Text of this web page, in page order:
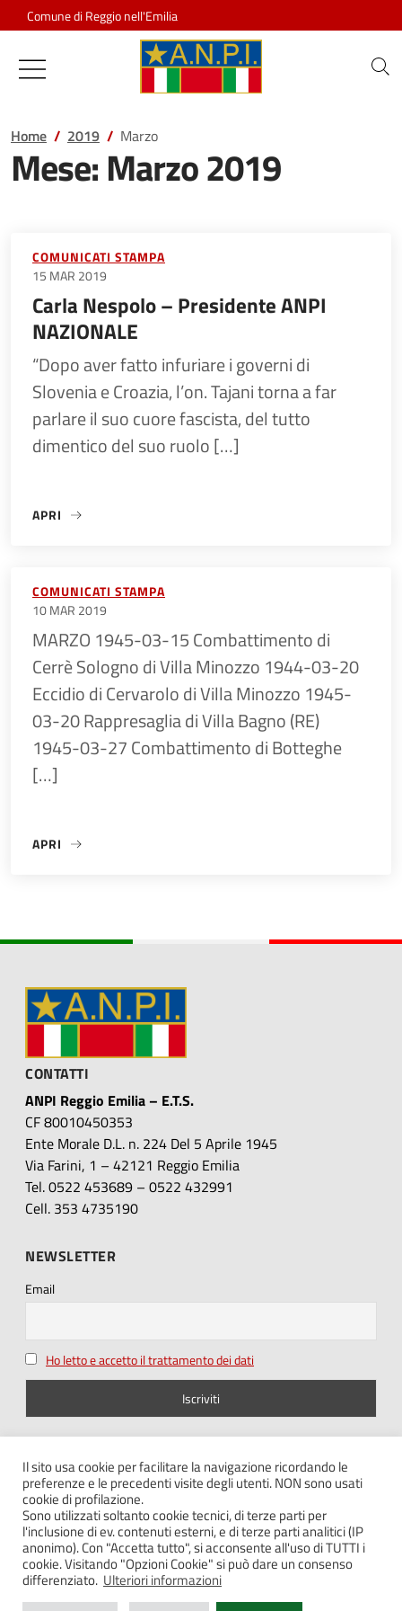
Salta al contenuto
Comune di Reggio nell'Emilia
Associazione Nazionale
Home 2019 Marzo
Mese:Marzo 2019
COMUNICATI STAMPA
15 MAR 2019
Carla Nespolo – Presidente ANPI
NAZIONALE
“Dopo aver fatto infuriare i governi di
Slovenia e Croazia, l’on. Tajani torna a far
parlare il suo cuore fascista, del tutto
dimentico del suo ruolo […]
APRI
«CARLA NESPOLO – PRESIDENTE ANPI NAZIONALE»
COMUNICATI STAMPA
10 MAR 2019
MARZO 1945-03-15 Combattimento di
Cerrè Sologno di Villa Minozzo 1944-03-20
Eccidio di Cervarolo di Villa Minozzo 1945-
03-20 Rappresaglia di Villa Bagno (RE)
1945-03-27 Combattimento di Botteghe
[…]
APRI
«»
CONTATTI
ANPI Reggio Emilia – E.T.S.
CF 80010450353
Ente Morale D.L. n. 224 Del 5 Aprile 1945
Via Farini, 1 – 42121 Reggio Emilia
Tel. 0522 453689 – 0522 432991
Cell. 353 4735190
NEWSLETTER
Email
Ho letto e accetto il trattamento dei dati
SEGUICI SU
Note legali – Privacy
Il sito usa cookie per facilitare la navigazione ricordando le
preferenze e le precedenti visite degli utenti. NON sono usati
cookie di profilazione.
Sono utilizzati soltanto cookie tecnici, di terze parti per
l'inclusione di ev. contenuti esterni, e di terze parti analitici (IP
anonimo). Con "Accetta tutto", si acconsente all'uso di TUTTI i
cookie. Visitando "Opzioni Cookie" si può dare un consenso
differenziato. Ulteriori informazioni